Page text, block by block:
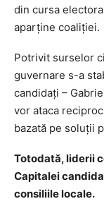
din cursa
aparţine coaliţiei.
Potrivit surselor
guvernare s-a
candidaţi –
vor ataca
bazată pe soluţii
Totodată, liderii
Capitalei
consiliile locale.